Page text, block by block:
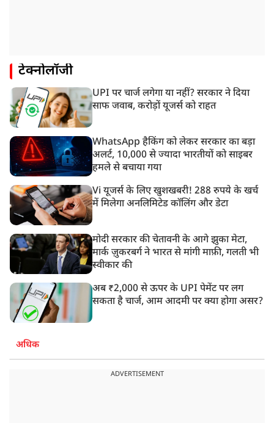
टेक्नोलॉजी
UPI पर चार्ज लगेगा या नहीं? सरकार ने दिया
साफ जवाब, करोड़ों यूजर्स को राहत
WhatsApp हैकिंग को लेकर सरकार का बड़ा
अलर्ट, 10,000 से ज्यादा भारतीयों को साइबर
हमले से बचाया गया
Vi यूजर्स के लिए खुशखबरी! 288 रुपये के खर्च
में मिलेगा अनलिमिटेड कॉलिंग और डेटा
मोदी सरकार की चेतावनी के आगे झुका मेटा,
मार्क ज़ुकरबर्ग ने भारत से मांगी माफ़ी, गलती भी
स्वीकार की
अब ₹2,000 से ऊपर के UPI पेमेंट पर लग
सकता है चार्ज, आम आदमी पर क्या होगा असर?
अधिक
ADVERTISEMENT